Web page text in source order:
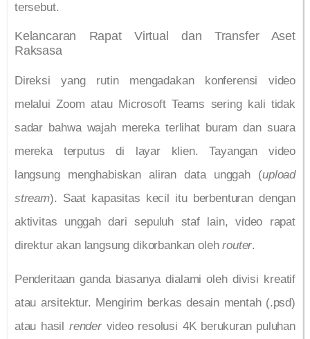
tersebut.
Kelancaran Rapat Virtual dan Transfer Aset
Raksasa
Direksi yang rutin mengadakan konferensi video
melalui Zoom atau Microsoft Teams sering kali tidak
sadar bahwa wajah mereka terlihat buram dan suara
mereka terputus di layar klien. Tayangan video
langsung menghabiskan aliran data unggah (upload
stream). Saat kapasitas kecil itu berbenturan dengan
aktivitas unggah dari sepuluh staf lain, video rapat
direktur akan langsung dikorbankan olehrouter.
Penderitaan ganda biasanya dialami oleh divisi kreatif
atau arsitektur. Mengirim berkas desain mentah (.psd)
atau hasil rendervideo resolusi 4K berukuran puluhan